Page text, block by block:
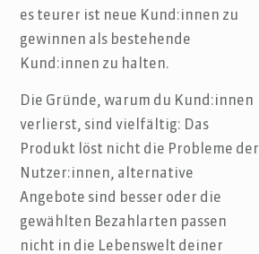
es teurer ist neue Kund:innen zu
gewinnen als bestehende
Kund:innen zu halten.
Die Gründe, warum du Kund:innen
verlierst, sind vielfältig: Das
Produkt löst nicht die Probleme der
Nutzer:innen, alternative
Angebote sind besser oder die
gewählten Bezahlarten passen
nicht in die Lebenswelt deiner